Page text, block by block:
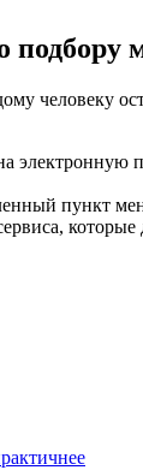
подбору
человеку
электронную
пункт